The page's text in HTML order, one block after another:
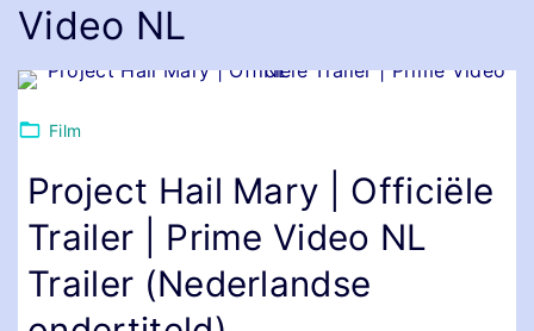
Video NL
Film
Project Hail Mary | Officiële
Trailer | Prime Video NL
Trailer (Nederlandse